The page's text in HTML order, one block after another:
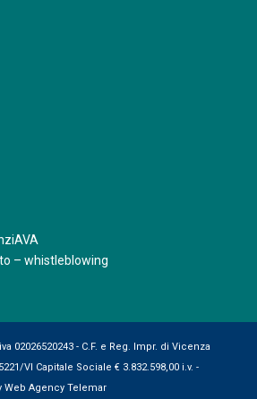
– whistleblowing
02026520243 - C.F. e Reg. Impr. di Vicenza
VI Capitale Sociale € 3.832.598,00 i.v. -
Web Agency Telemar